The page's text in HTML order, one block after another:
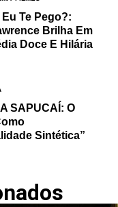
Te Pego?:
Brilha Em
Doce E Hilária
SAPUCAÍ: O
Sintética”